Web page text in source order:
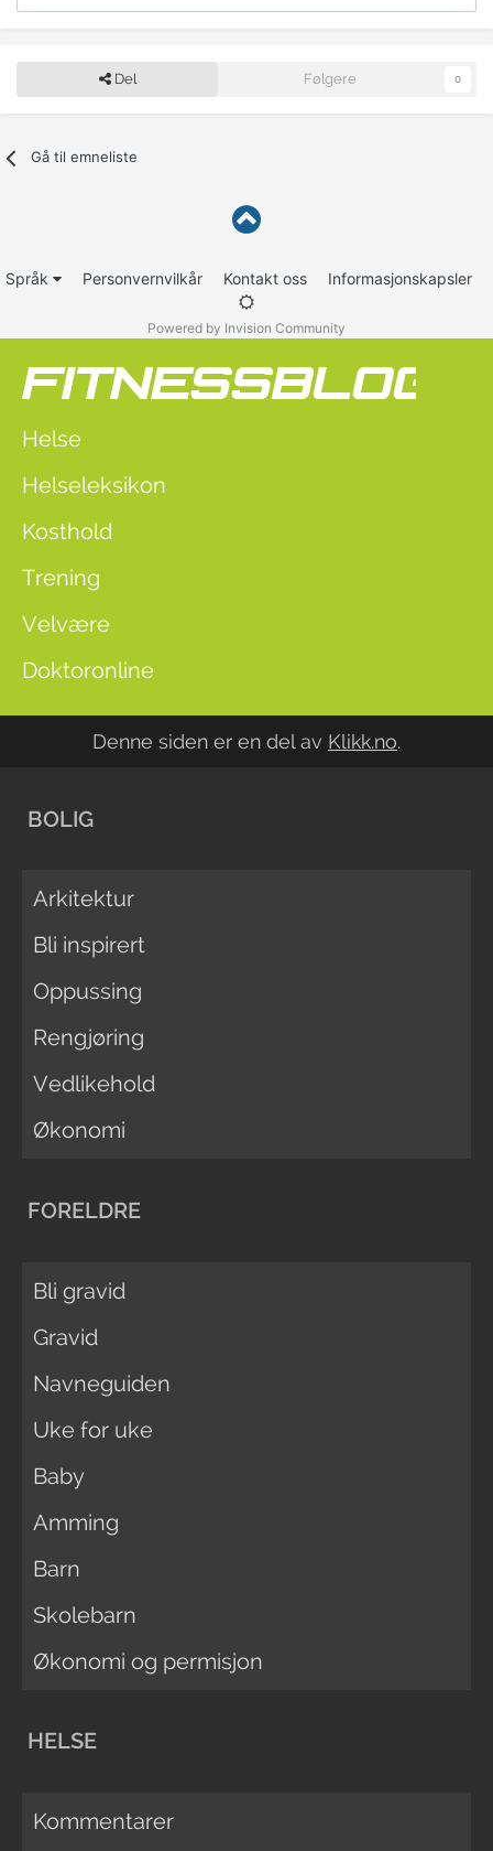
Del Følgere 0
Gå til emneliste
Språk Personvernvilkår Kontakt oss Informasjonskapsler
Powered by Invision Community
Helse
Helseleksikon
Kosthold
Trening
Velvære
Doktoronline
Denne siden er en del av Klikk.no.
BOLIG
Arkitektur
Bli inspirert
Oppussing
Rengjøring
Vedlikehold
Økonomi
FORELDRE
Bli gravid
Gravid
Navneguiden
Uke for uke
Baby
Amming
Barn
Skolebarn
Økonomi og permisjon
HELSE
Kommentarer